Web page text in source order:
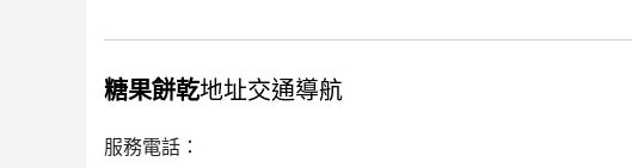
糖果餅乾地址交通導航
服務電話：